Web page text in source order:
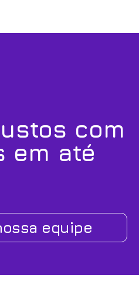
com
em até
equipe